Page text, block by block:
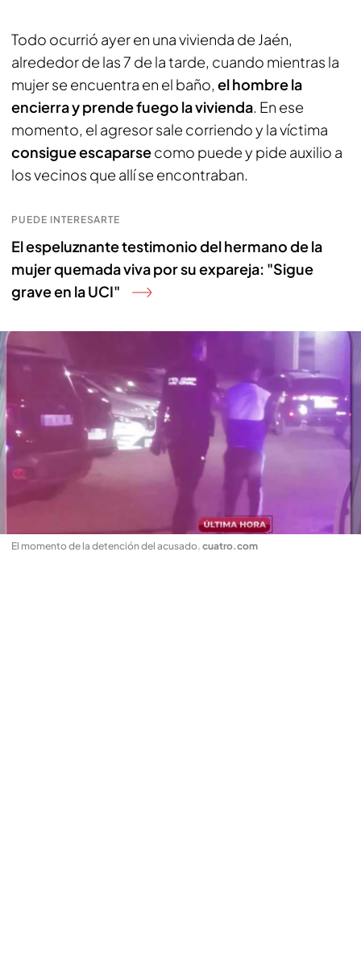
Todo ocurrió ayer en una vivienda de Jaén,
alrededor de las 7 de la tarde, cuando mientras la
mujer se encuentra en el baño, el hombre la
encierra y prende fuego la vivienda. En ese
momento, el agresor sale corriendo y la víctima
consigue escaparsecomo puede y pide auxilio a
los vecinos que allí se encontraban.
PUEDE INTERESARTE
El espeluznante testimonio del hermano de la
mujer quemada viva por su expareja: "Sigue
grave en la UCI"
El momento de la detención del acusado. cuatro.com